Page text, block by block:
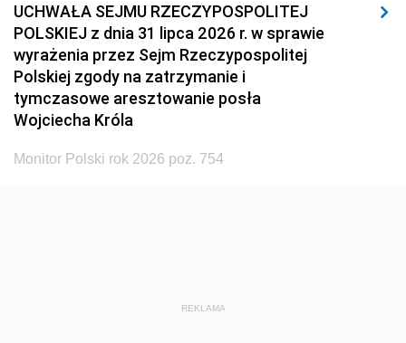
UCHWAŁA SEJMU RZECZYPOSPOLITEJ
POLSKIEJ z dnia 31 lipca 2026 r. w sprawie
wyrażenia przez Sejm Rzeczypospolitej
Polskiej zgody na zatrzymanie i
tymczasowe aresztowanie posła
Wojciecha Króla
Monitor Polski rok 2026 poz. 754
REKLAMA